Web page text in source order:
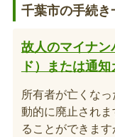
千葉市の手続き
故人のマイナ
ド）または通
所有者が亡くな
動的に廃止され
ることができま